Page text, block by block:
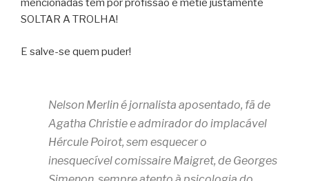
mencionadas têm por profissão e metiê justamente
SOLTAR A TROLHA!
E salve-se quem puder!
Nelson Merlin é jornalista aposentado, fã de
Agatha Christie e admirador do implacável
Hércule Poirot, sem esquecer o
inesquecívelcomissaire Maigret, de Georges